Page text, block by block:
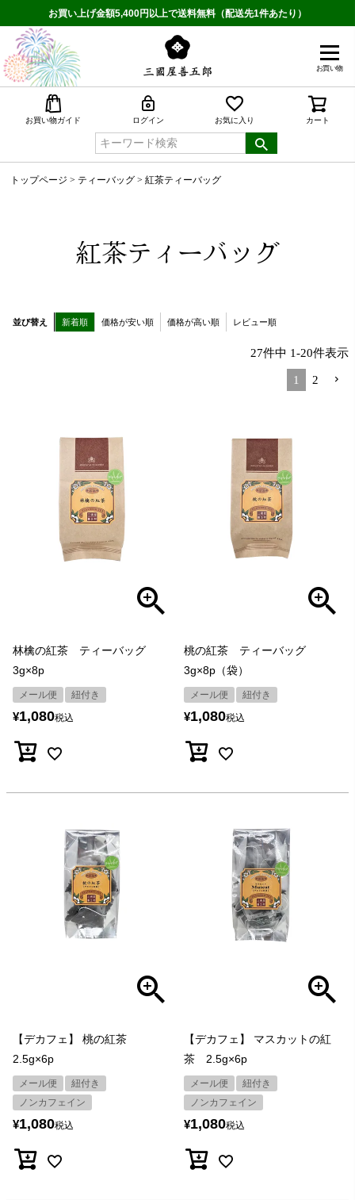
お買い上げ金額5,400円以上で送料無料（配送先1件あたり）
お買い物
お買い物ガイド ログイン お気に入り カート
トップページ ティーバッグ 紅茶ティーバッグ
紅茶ティーバッグ
並び替え 新着順 価格が安い順 価格が高い順 レビュー順
27件中 1-20件表示
1 2
林檎の紅茶 ティーバッグ
3g×8p
メール便 紐付き
¥1,080税込
桃の紅茶 ティーバッグ
3g×8p（袋）
メール便 紐付き
¥1,080税込
【デカフェ】 桃の紅茶
2.5g×6p
メール便
紐付き
ノンカフェイン
¥1,080税込
【デカフェ】 マスカットの紅
茶 2.5g×6p
メール便
紐付き
ノンカフェイン
¥1,080税込